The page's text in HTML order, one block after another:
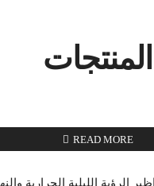
المنتجات
READ MORE
الرؤية الليلية الحرارية